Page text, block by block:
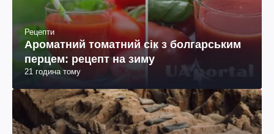
Рецепти
Ароматний томатний сік з болгарським
перцем: рецепт на зиму
21 година тому